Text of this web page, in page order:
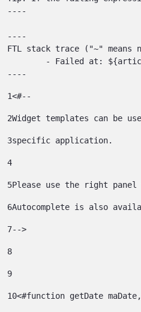
----
----
FTL stack trace ("~" means
----
1<#--
2Widget templates can be
3specific application.
4
5Please use the right
6Autocomplete is also
7-->
8
9
10<#function getDate maDate,